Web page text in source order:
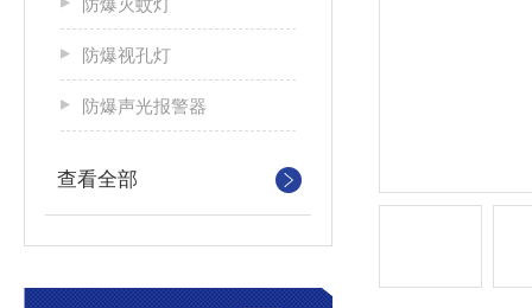
防爆灭蚊灯
防爆视孔灯
防爆声光报警器
查看全部